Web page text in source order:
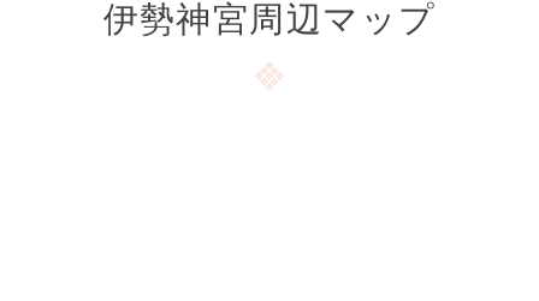
伊勢神宮周辺マップ